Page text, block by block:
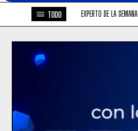
TODO EXPERTO DE LA SEMANA